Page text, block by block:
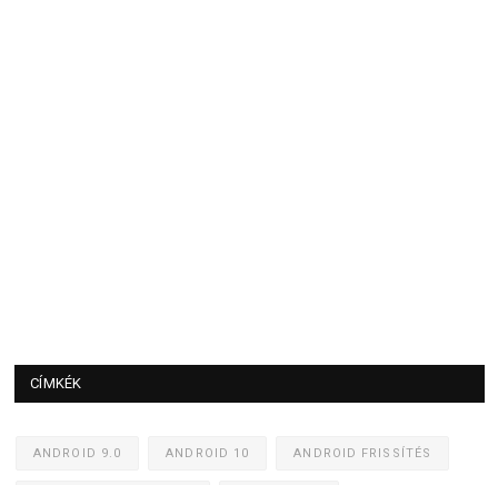
CÍMKÉK
ANDROID 9.0 ANDROID 10 ANDROID FRISSÍTÉS